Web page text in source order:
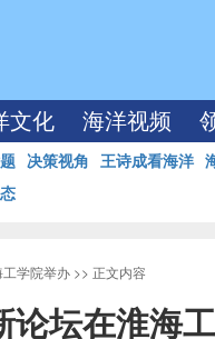
文化 海洋视频
决策视角 王诗成看海洋
学院举办 >> 正文内容
坛在淮海